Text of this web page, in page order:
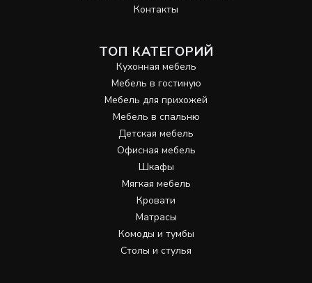
Контакты
ТОП КАТЕГОРИЙ
Кухонная мебель
Мебель в гостиную
Мебель для прихожей
Мебель в спальню
Детская мебель
Офисная мебель
Шкафы
Мягкая мебель
Кровати
Матрасы
Комоды и тумбы
Столы и стулья